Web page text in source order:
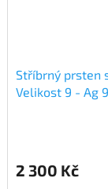
Stříbrný prsten
Velikost 9 - Ag
2 300 Kč